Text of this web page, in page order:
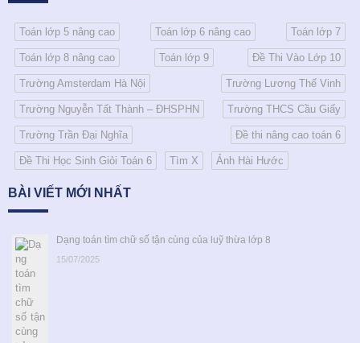
Toán lớp 5 nâng cao Toán lớp 6 nâng cao Toán lớp 7
Toán lớp 8 nâng cao Toán lớp 9 Đề Thi Vào Lớp 10
Trường Amsterdam Hà Nội Trường Lương Thế Vinh
Trường Nguyễn Tất Thành – ĐHSPHN Trường THCS Cầu Giấy
Trường Trần Đại Nghĩa Đề thi nâng cao toán 6
Đề Thi Học Sinh Giỏi Toán 6 Tìm X Ảnh Hài Hước
BÀI VIẾT MỚI NHẤT
Dạng toán tìm chữ số tận cùng của luỹ thừa lớp 8
15/07/2025